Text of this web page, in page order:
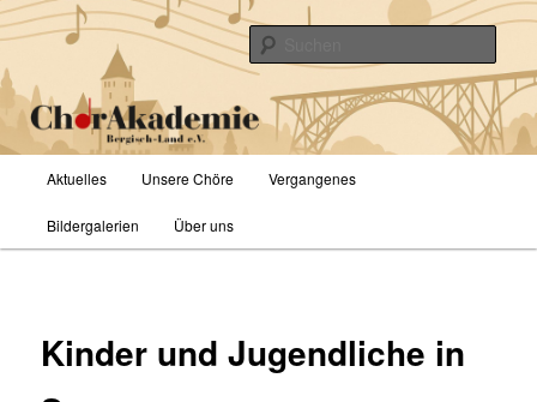
Zum
primären
Inhalt
springenChorAkademie Bergisch-Land e.V.
Aktuelles Unsere Chöre Vergangenes
Bildergalerien Über uns
Kinder und Jugendliche in